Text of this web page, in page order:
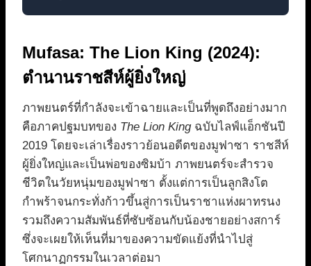
Mufasa: The Lion King (2024):
ตำนานราชสีห์ผู้ยิ่งใหญ่
ภาพยนตร์ที่กำลังจะเข้าฉายและเป็นที่พูดถึงอย่างมาก
คือภาคปฐมบทของ The Lion Kingฉบับไลฟ์แอ็กชันปี
2019 โดยจะเล่าเรื่องราวย้อนอดีตของมูฟาซา ราชสีห์
ผู้ยิ่งใหญ่และเป็นพ่อของซิมบ้า ภาพยนตร์จะสำรวจ
ชีวิตในวัยหนุ่มของมูฟาซา ตั้งแต่การเป็นลูกสิงโต
กำพร้าจนกระทั่งก้าวขึ้นสู่การเป็นราชาแห่งผาทรนง
รวมถึงความสัมพันธ์ที่ซับซ้อนกับน้องชายอย่างสการ์
ซึ่งจะเผยให้เห็นที่มาของความขัดแย้งที่นำไปสู่
โศกนาฏกรรมในเวลาต่อมา